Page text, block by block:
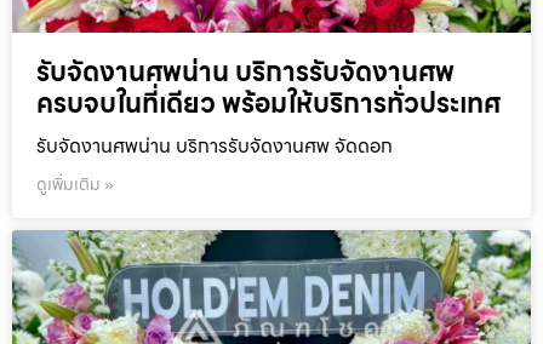
รับจัดงานศพน่าน บริการรับจัดงานศพ
ครบจบในที่เดียว พร้อมให้บริการทั่วประเทศ
รับจัดงานศพน่าน บริการรับจัดงานศพ จัดดอก
ดูเพิ่มเติม »